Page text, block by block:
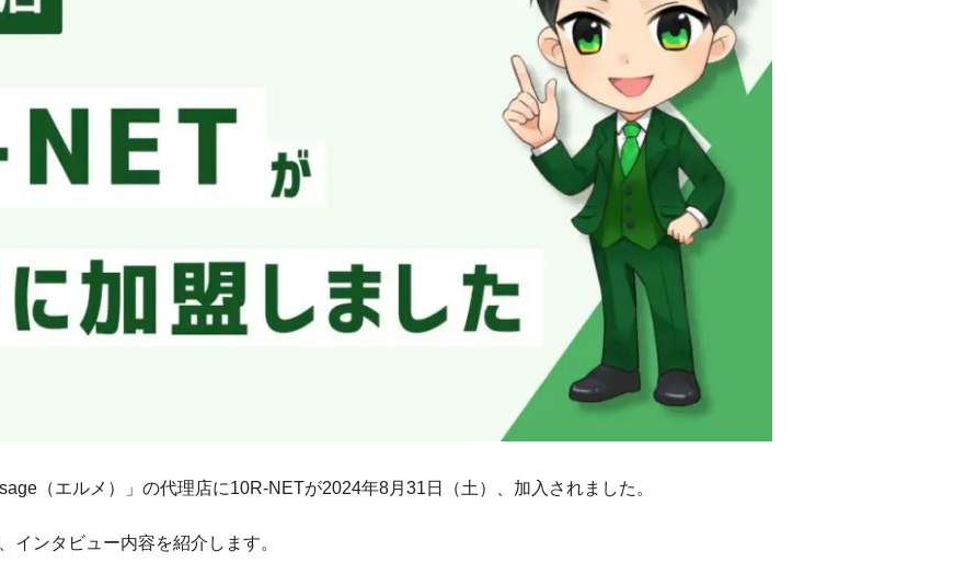
（エルメ）」の代理店に10R-NETが2024年8月31日（土）、加入されました。
インタビュー内容を紹介します。